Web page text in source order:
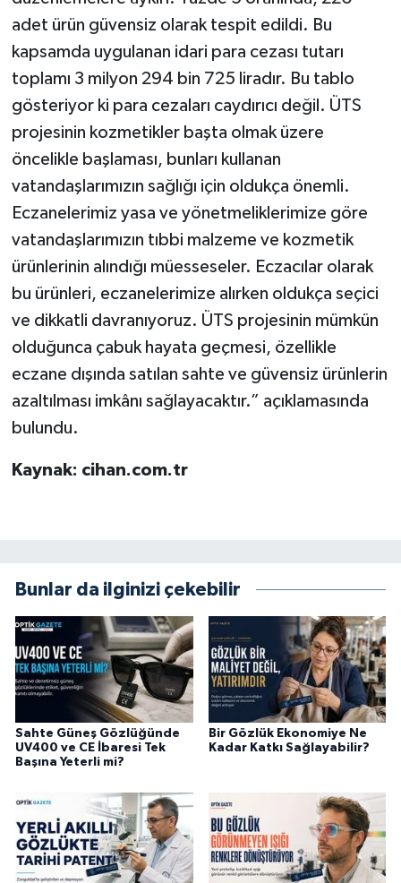
adet ürün güvensiz olarak tespit edildi. Bu
kapsamda uygulanan idari para cezası tutarı
toplamı 3 milyon 294 bin 725 liradır. Bu tablo
gösteriyor ki para cezaları caydırıcı değil. ÜTS
projesinin kozmetikler başta olmak üzere
öncelikle başlaması, bunları kullanan
vatandaşlarımızın sağlığı için oldukça önemli.
Eczanelerimiz yasa ve yönetmeliklerimize göre
vatandaşlarımızın tıbbi malzeme ve kozmetik
ürünlerinin alındığı müesseseler. Eczacılar olarak
bu ürünleri, eczanelerimize alırken oldukça seçici
ve dikkatli davranıyoruz. ÜTS projesinin mümkün
olduğunca çabuk hayata geçmesi, özellikle
eczane dışında satılan sahte ve güvensiz ürünlerin
azaltılması imkânı sağlayacaktır.” açıklamasında
bulundu.
Kaynak: cihan.com.tr
Bunlar da ilginizi çekebilir
Sahte Güneş Gözlüğünde
UV400 ve CE İbaresi Tek
Başına Yeterli mi?
Bir Gözlük Ekonomiye Ne
Kadar Katkı Sağlayabilir?